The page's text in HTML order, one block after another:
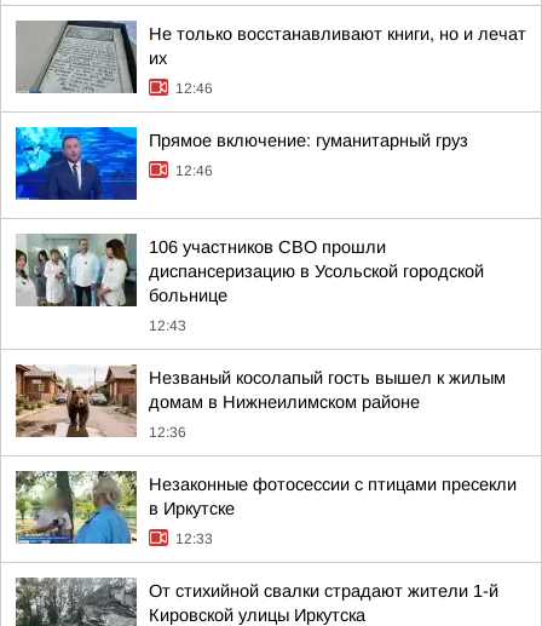
Не только восстанавливают книги, но и лечат
их
12:46
Прямое включение: гуманитарный груз
12:46
106 участников СВО прошли
диспансеризацию в Усольской городской
больнице
12:43
Незваный косолапый гость вышел к жилым
домам в Нижнеилимском районе
12:36
Незаконные фотосессии с птицами пресекли
в Иркутске
12:33
От стихийной свалки страдают жители 1-й
Кировской улицы Иркутска